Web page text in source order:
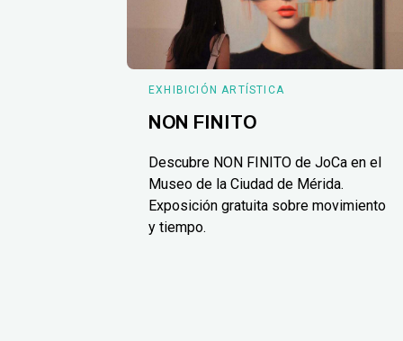
EXHIBICIÓN ARTÍSTICA
NON FINITO
Descubre NON FINITO de JoCa en el
Museo de la Ciudad de Mérida.
Exposición gratuita sobre movimiento
y tiempo.